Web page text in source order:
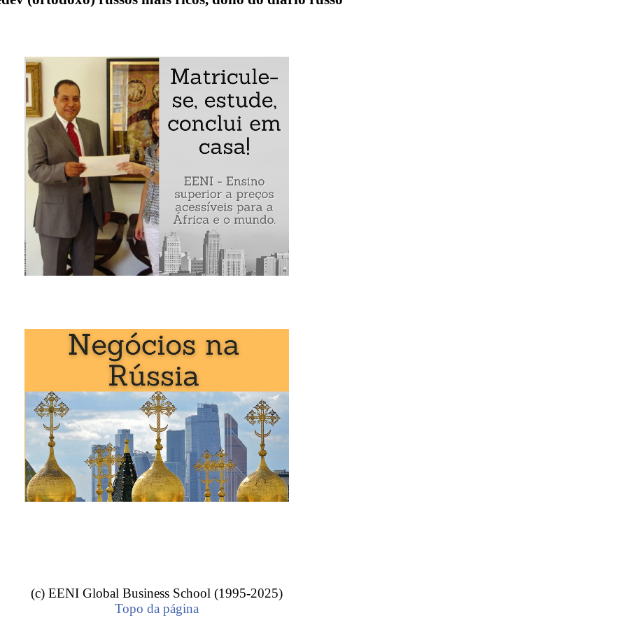
e empresário russo ortodoxo Alexander Lebedev
de Lebedev
setor bancário de Alexander Lebedev
(homem de negócios ortodoxo da Rússia)» é estudada nos seguintes
pela EENI Global Business School:
Religiões e Negócios.
russo Alexandre Yevgenievich Lebedev nasceu em Dezembro 1959.
(c) EENI Global Business School (1995-2025)
Topo da página